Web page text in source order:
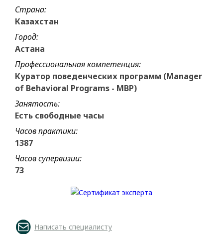
Страна:
Казахстан
Город:
Астана
Профессиональная компетенция:
Куратор поведенческих программ (Manager
of Behavioral Programs - MBP)
Занятость:
Есть свободные часы
Часов практики:
1387
Часов супервизии:
73
Написать специалисту